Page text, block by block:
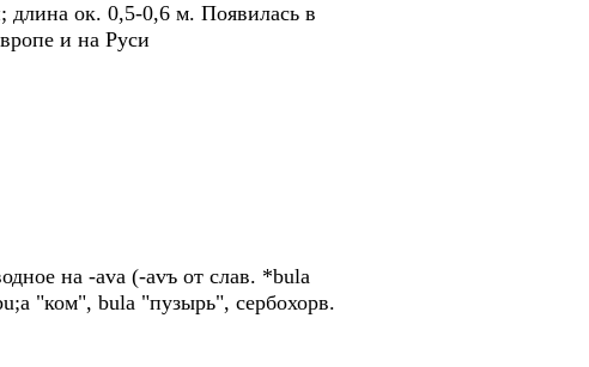
длина ок. 0,5-0,6 м. Появилась в
и на Руси
на -ava (-avъ от слав. *bula
"ком", bula "пузырь", сербохорв.